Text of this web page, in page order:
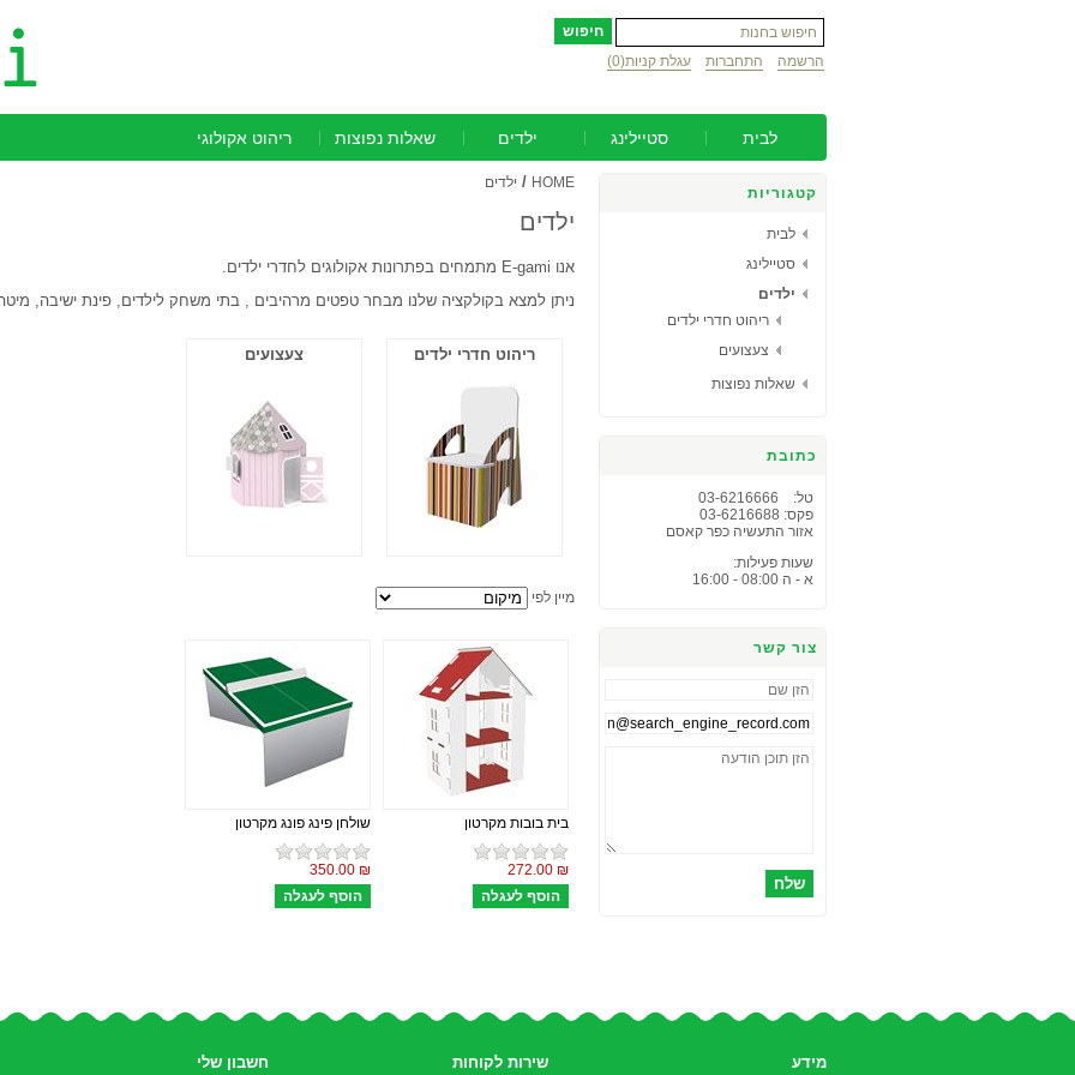
הרשמה התחברות עגלת קניות(0)
לבית סטיילינג ילדים שאלות נפוצות ריהוט אקולוגי
קטגוריות
לבית
סטיילינג
ילדים
ריהוט חדרי ילדים
צעצועים
שאלות נפוצות
כתובת
טל: 03-6216666
פקס: 03-6216688
אזור התעשיה כפר קאסם
שעות פעילות:
א - ה 08:00 - 16:00
צור קשר
שלח
HOME
/ ילדים
ילדים
אנו E-gami מתמחים בפתרונות אקולוגים לחדרי ילדים.
ניתן למצא בקולקציה שלנו מבחר טפטים מרהיבים , בתי משחק לילדים, פינת ישיבה,
ריהוט חדרי ילדים צעצועים
מיין לפי
בית בובות מקרטון
₪ 272.00
שולחן פינג פונג מקרטון
₪ 350.00
מידע שירות לקוחות חשבון שלי